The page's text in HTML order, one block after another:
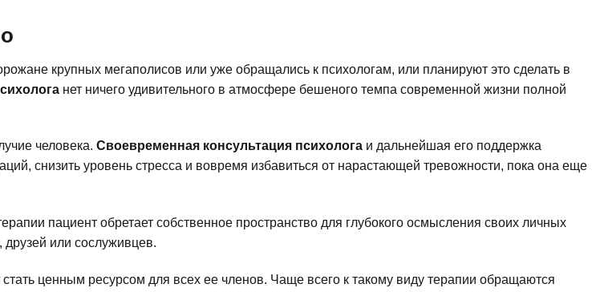
крупных мегаполисов или уже обращались к психологам, или планируют это сделать в
нет ничего удивительного в атмосфере бешеного темпа современной жизни полной
человека. Своевременная консультация психолога и дальнейшая его поддержка
снизить уровень стресса и вовремя избавиться от нарастающей тревожности, пока она еще
пациент обретает собственное пространство для глубокого осмысления своих личных
или сослуживцев.
ценным ресурсом для всех ее членов. Чаще всего к такому виду терапии обращаются